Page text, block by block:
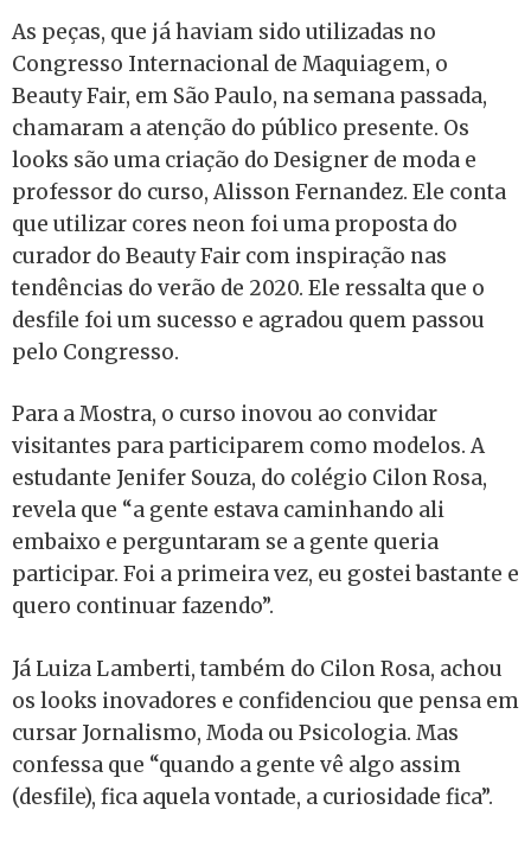
As peças, que já haviam sido utilizadas no
Congresso Internacional de Maquiagem, o
Beauty Fair, em São Paulo, na semana passada,
chamaram a atenção do público presente. Os
looks são uma criação do Designer de moda e
professor do curso, Alisson Fernandez. Ele conta
que utilizar cores neon foi uma proposta do
curador do Beauty Fair com inspiração nas
tendências do verão de 2020. Ele ressalta que o
desfile foi um sucesso e agradou quem passou
pelo Congresso.
Para a Mostra, o curso inovou ao convidar
visitantes para participarem como modelos. A
estudante Jenifer Souza, do colégio Cilon Rosa,
revela que “a gente estava caminhando ali
embaixo e perguntaram se a gente queria
participar. Foi a primeira vez, eu gostei bastante e
quero continuar fazendo”.
Já Luiza Lamberti, também do Cilon Rosa, achou
os looks inovadores e confidenciou que pensa em
cursar Jornalismo, Moda ou Psicologia. Mas
confessa que “quando a gente vê algo assim
(desfile), fica aquela vontade, a curiosidade fica”.